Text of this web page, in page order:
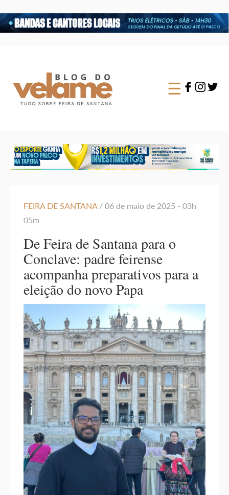
×
☰
FEIRA DE SANTANA/ 06 de maio de 2025 - 03h
05m
De Feira de Santana para o
Conclave: padre feirense
acompanha preparativos para a
eleição do novo Papa